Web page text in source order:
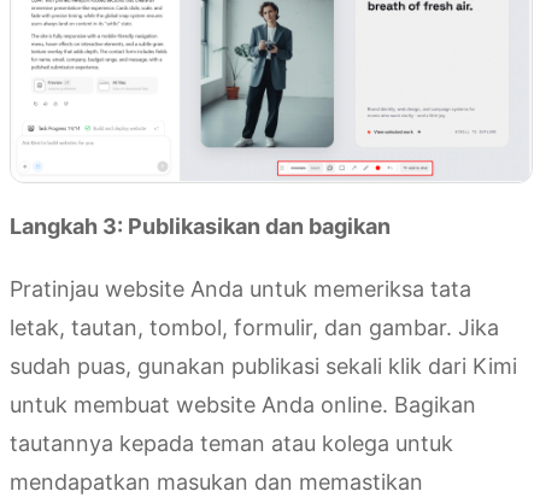
Langkah 3: Publikasikan dan bagikan
Pratinjau website Anda untuk memeriksa tata
letak, tautan, tombol, formulir, dan gambar. Jika
sudah puas, gunakan publikasi sekali klik dari Kimi
untuk membuat website Anda online. Bagikan
tautannya kepada teman atau kolega untuk
mendapatkan masukan dan memastikan